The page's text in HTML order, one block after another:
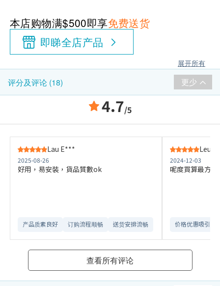
本店购物满$500即享免费送货
即睇全店产品
展开所有
评分及评论 (18) 更少
4.7/5
Lau E***
2025-08-26
好用，易安裝，貨品質數ok
产品质素良好 订购流程顺畅 送货安排流畅
2024-12-03
呢度買算最方
价格优惠吸引
查看所有评论